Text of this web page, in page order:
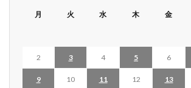
月 火 水 木 金
2 3 4 5 6
9 10 11 12 13